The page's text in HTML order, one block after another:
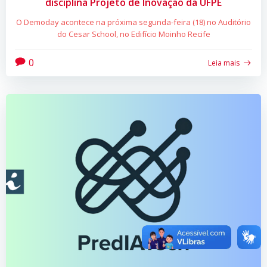
O Demoday acontece na próxima segunda-feira (18) no Auditório
do Cesar School, no Edifício Moinho Recife
0 Leia mais